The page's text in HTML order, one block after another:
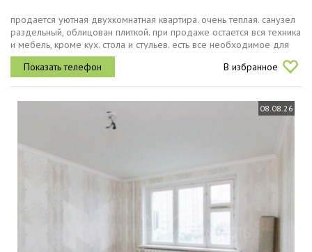
продается уютная двухкомнатная квартира. очень теплая. санузел
раздельный, облицован плиткой. при продаже остается вся техника
и мебель, кроме кух. стола и стульев. есть все необходимое для
проживания холодильник, варочная панель, духовой шкаф,...
В избранное
08.08.26